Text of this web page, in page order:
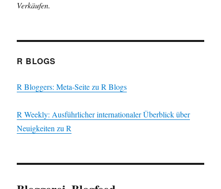
Verkäufen.
R BLOGS
R Bloggers: Meta-Seite zu R Blogs
R Weekly: Ausführlicher internationaler Überblick über
Neuigkeiten zu R